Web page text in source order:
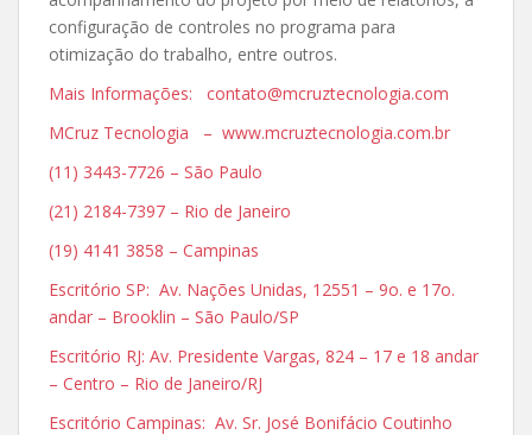
configuração de controles no programa para
otimização do trabalho, entre outros.
Mais Informações: contato@mcruztecnologia.com
MCruz Tecnologia – www.mcruztecnologia.com.br
(11) 3443-7726 – São Paulo
(21) 2184-7397 – Rio de Janeiro
(19) 4141 3858 – Campinas
Escritório SP: Av. Nações Unidas, 12551 – 9o. e 17o.
andar – Brooklin – São Paulo/SP
Escritório RJ: Av. Presidente Vargas, 824 – 17 e 18 andar
– Centro – Rio de Janeiro/RJ
Escritório Campinas: Av. Sr. José Bonifácio Coutinho